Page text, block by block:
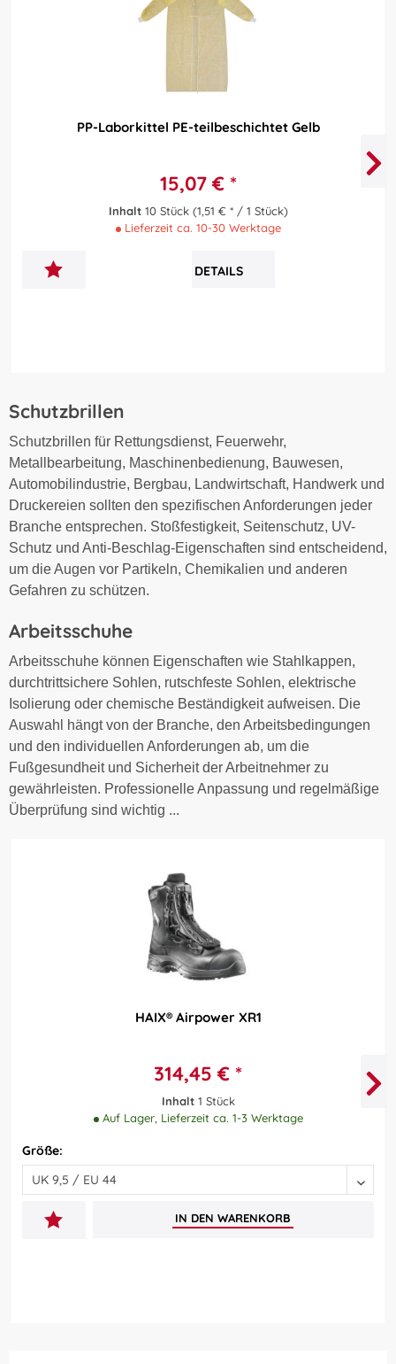
PP-Laborkittel PE-teilbeschichtet Gelb
15,07 € *
Inhalt 10 Stück (1,51 € * / 1 Stück)
Lieferzeit ca. 10-30 Werktage
DETAILS
Schutzbrillen
Schutzbrillen für Rettungsdienst, Feuerwehr,
Metallbearbeitung, Maschinenbedienung, Bauwesen,
Automobilindustrie, Bergbau, Landwirtschaft, Handwerk und
Druckereien sollten den spezifischen Anforderungen jeder
Branche entsprechen. Stoßfestigkeit, Seitenschutz, UV-
Schutz und Anti-Beschlag-Eigenschaften sind entscheidend,
um die Augen vor Partikeln, Chemikalien und anderen
Gefahren zu schützen.
Arbeitsschuhe
Arbeitsschuhe können Eigenschaften wie Stahlkappen,
durchtrittsichere Sohlen, rutschfeste Sohlen, elektrische
Isolierung oder chemische Beständigkeit aufweisen. Die
Auswahl hängt von der Branche, den Arbeitsbedingungen
und den individuellen Anforderungen ab, um die
Fußgesundheit und Sicherheit der Arbeitnehmer zu
gewährleisten. Professionelle Anpassung und regelmäßige
Überprüfung sind wichtig ...
HAIX® Airpower XR1
314,45 € *
Inhalt 1 Stück
Auf Lager, Lieferzeit ca. 1-3 Werktage
Größe:
IN DEN WARENKORB